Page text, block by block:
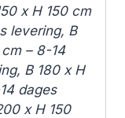
x H 150 cm
levering, B
cm – 8-14
B 180 x H
dages
x H 150